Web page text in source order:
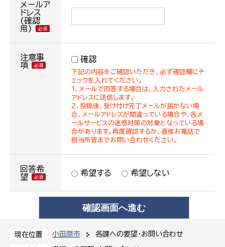
現在位置 小田原市 各課への要望・お問い合わせ
メールア
ドレス
(確認
用)
注意事
項
確認
下記の内容をご確認いただき、必ず確認欄にチ
ェックを入れてください。
１．メールで回答する場合は、入力されたメール
アドレスに送信します。
２．投稿後、受け付け完了メールが届かない場
合、メールアドレスが間違っている場合や、各メ
ールサービスの迷惑対策の対象となっている場
合があります。再度確認するか、直接お電話で
担当所管までお問い合わせください。
回答希
望
希望する 希望しない